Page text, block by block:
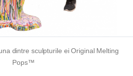
dintre sculpturile ei Original Melting
Pops™